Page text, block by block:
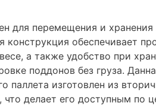
для перемещения и хранения
конструкция обеспечивает
а также удобство при
поддонов без груза.
паллета изготовлен из
что делает его доступным по